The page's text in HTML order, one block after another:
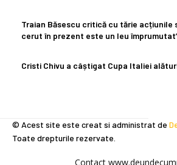
Traian Băsescu critică cu tărie acțiunile
cerut în prezent este un leu
Cristi Chivu a câștigat Cupa Italiei
© Acest site este creat si administrat de
Toate drepturile rezervate.
Contact